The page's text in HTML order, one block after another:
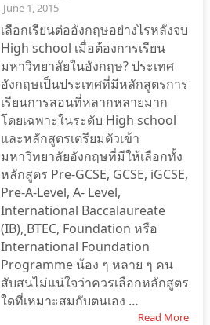
June 1, 2015
เลือกเรียนต่ออังกฤษอย่างไรหลังจบ
High school เมื่อต้องการเรียน
มหาวิทยาลัยในอังกฤษ? ประเทศ
อังกฤษเป็นประเทศที่มีหลักสูตรการ
เรียนการสอนที่หลากหลายมาก
โดยเฉพาะในระดับ High school
และหลักสูตรเตรียมตัวเข้า
มหาวิทยาลัยอังกฤษที่มีให้เลือกทั้ง
หลักสูตร Pre-GCSE, GCSE, iGCSE,
Pre-A-Level, A- Level,
International Baccalaureate
(IB), ฺBTEC, Foundation หรือ
International Foundation
Programme น้อง ๆ หลาย ๆ คน
สับสนไม่แน่ใจว่าควรเลือกหลักสูตร
ใดที่เหมาะสมกับตนเอง …
Read More